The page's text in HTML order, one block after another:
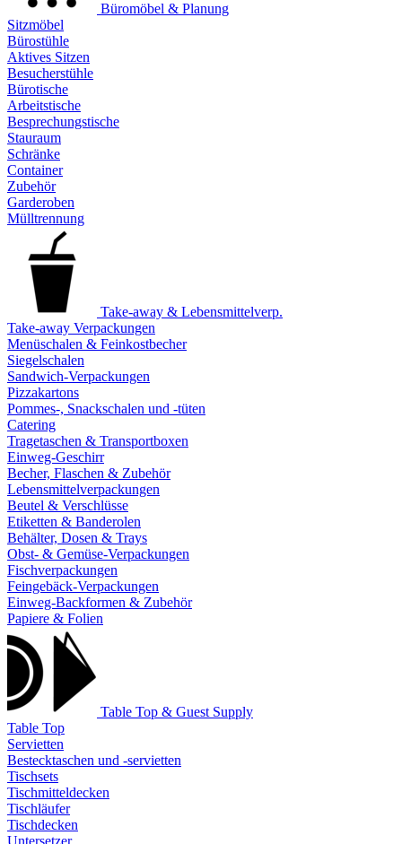
Büromöbel & Planung
Sitzmöbel
Bürostühle
Aktives Sitzen
Besucherstühle
Bürotische
Arbeitstische
Besprechungstische
Stauraum
Schränke
Container
Zubehör
Garderoben
Mülltrennung
Take-away & Lebensmittelverp.
Take-away Verpackungen
Menüschalen & Feinkostbecher
Siegelschalen
Sandwich-Verpackungen
Pizzakartons
Pommes-, Snackschalen und -tüten
Catering
Tragetaschen & Transportboxen
Einweg-Geschirr
Becher, Flaschen & Zubehör
Lebensmittelverpackungen
Beutel & Verschlüsse
Etiketten & Banderolen
Behälter, Dosen & Trays
Obst- & Gemüse-Verpackungen
Fischverpackungen
Feingebäck-Verpackungen
Einweg-Backformen & Zubehör
Papiere & Folien
Table Top & Guest Supply
Table Top
Servietten
Bestecktaschen und -servietten
Tischsets
Tischmitteldecken
Tischläufer
Tischdecken